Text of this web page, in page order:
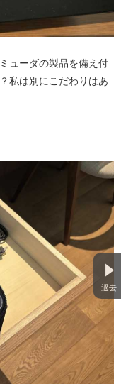
ューダの製品を備え付
私は別にこだわりはあ
過去